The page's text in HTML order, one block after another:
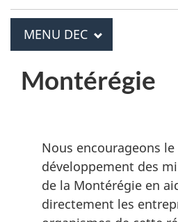
M
PRINCIPAL
MENU DEC
Montérégie
Nous encourageons le
développement des
de la Montérégie en
directement les